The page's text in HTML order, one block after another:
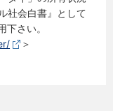
社会白書』として
さい。
＞